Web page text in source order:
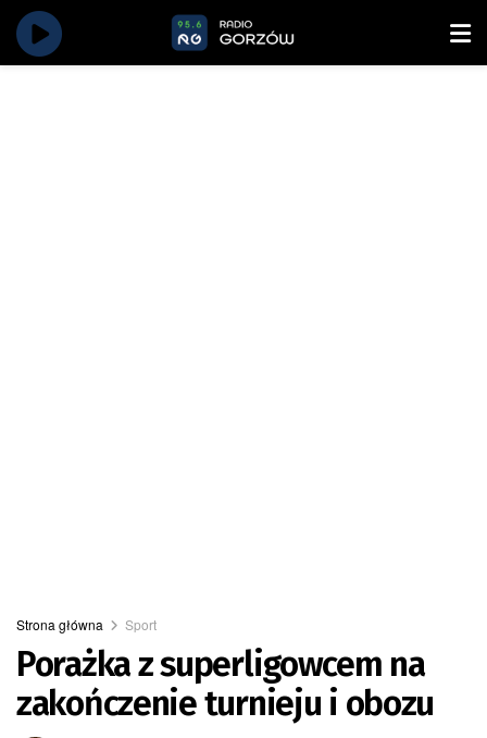
Strona główna Sport
Porażka z superligowcem na
zakończenie turnieju i obozu